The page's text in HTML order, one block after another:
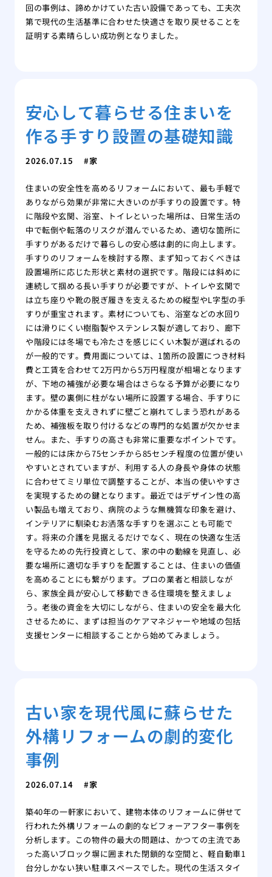
回の事例は、諦めかけていた古い設備であっても、工夫次
第で現代の生活基準に合わせた快適さを取り戻せることを
証明する素晴らしい成功例となりました。
安心して暮らせる住まいを
作る手すり設置の基礎知識
2026.07.15 家
住まいの安全性を高めるリフォームにおいて、最も手軽で
ありながら効果が非常に大きいのが手すりの設置です。特
に階段や玄関、浴室、トイレといった場所は、日常生活の
中で転倒や転落のリスクが潜んでいるため、適切な箇所に
手すりがあるだけで暮らしの安心感は劇的に向上します。
手すりのリフォームを検討する際、まず知っておくべきは
設置場所に応じた形状と素材の選択です。階段には斜めに
連続して掴める長い手すりが必要ですが、トイレや玄関で
は立ち座りや靴の脱ぎ履きを支えるための縦型やL字型の手
すりが重宝されます。素材についても、浴室などの水回り
には滑りにくい樹脂製やステンレス製が適しており、廊下
や階段には冬場でも冷たさを感じにくい木製が選ばれるの
が一般的です。費用面については、1箇所の設置につき材料
費と工賃を合わせて2万円から5万円程度が相場となります
が、下地の補強が必要な場合はさらなる予算が必要になり
ます。壁の裏側に柱がない場所に設置する場合、手すりに
かかる体重を支えきれずに壁ごと崩れてしまう恐れがある
ため、補強板を取り付けるなどの専門的な処置が欠かせま
せん。また、手すりの高さも非常に重要なポイントです。
一般的には床から75センチから85センチ程度の位置が使い
やすいとされていますが、利用する人の身長や身体の状態
に合わせてミリ単位で調整することが、本当の使いやすさ
を実現するための鍵となります。最近ではデザイン性の高
い製品も増えており、病院のような無機質な印象を避け、
インテリアに馴染むお洒落な手すりを選ぶことも可能で
す。将来の介護を見据えるだけでなく、現在の快適な生活
を守るための先行投資として、家の中の動線を見直し、必
要な場所に適切な手すりを配置することは、住まいの価値
を高めることにも繋がります。プロの業者と相談しなが
ら、家族全員が安心して移動できる住環境を整えましょ
う。老後の資金を大切にしながら、住まいの安全を最大化
させるために、まずは担当のケアマネジャーや地域の包括
支援センターに相談することから始めてみましょう。
古い家を現代風に蘇らせた
外構リフォームの劇的変化
事例
2026.07.14 家
築40年の一軒家において、建物本体のリフォームに併せて
行われた外構リフォームの劇的なビフォーアフター事例を
分析します。この物件の最大の問題は、かつての主流であ
った高いブロック塀に囲まれた閉鎖的な空間と、軽自動車1
台分しかない狭い駐車スペースでした。現代の生活スタイ